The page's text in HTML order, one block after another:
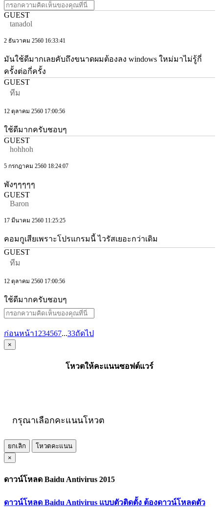
GUEST
tanadol
2 ธันวาคม 2560 16:33:41
มันใช้ดีมากเลยคับถึงขนาดผมต้องลง windows ใหม่มาไม่รู้กี่
ครั้งต่อกี่ครั้ง
GUEST
ทีม
12 ตุลาคม 2560 17:00:56
ใช้ดีมากครับชอบๆ
GUEST
hohhoh
5 กรกฎาคม 2560 18:24:07
พังๆๆๆๆๆ
GUEST
Baron
17 มีนาคม 2560 11:25:25
คอมกูเสียเพราะโปรแกรมนี้ ไวรัสเยอะกว่าเดิม
GUEST
ทีม
12 ตุลาคม 2560 17:00:56
ใช้ดีมากครับชอบๆ
ก่อนหน้า1 234567...33ถัดไป
×
โหวตให้คะแนนซอฟต์แวร์
กรุณาเลือกคะแนนโหวต
ยกเลิก
โหวตคะแนน
×
ดาวน์โหลด Baidu Antivirus 2015
ดาวน์โหลด Baidu Antivirus แบบตัวติดตั้ง ต้องดาวน์โหลดตัว